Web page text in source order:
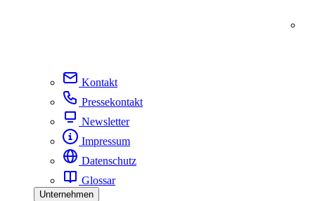
Kontakt
Pressekontakt
Newsletter
Impressum
Datenschutz
Glossar
Unternehmen